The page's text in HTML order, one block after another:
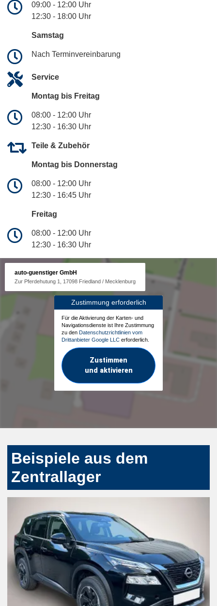
09:00 - 12:00 Uhr
12:30 - 18:00 Uhr
Samstag
Nach Terminvereinbarung
Service
Montag bis Freitag
08:00 - 12:00 Uhr
12:30 - 16:30 Uhr
Teile & Zubehör
Montag bis Donnerstag
08:00 - 12:00 Uhr
12:30 - 16:45 Uhr
Freitag
08:00 - 12:00 Uhr
12:30 - 16:30 Uhr
auto-guenstiger GmbH
Zur Pferdehutung 1, 17098 Friedland / Mecklenburg
Zustimmung erforderlich
Für die Aktivierung der Karten- und
Navigationsdienste ist Ihre Zustimmung
zu den Datenschutzrichtlinien vom
Drittanbieter Google LLC erforderlich.
Zustimmen
und aktivieren
Beispiele aus dem
Zentrallager